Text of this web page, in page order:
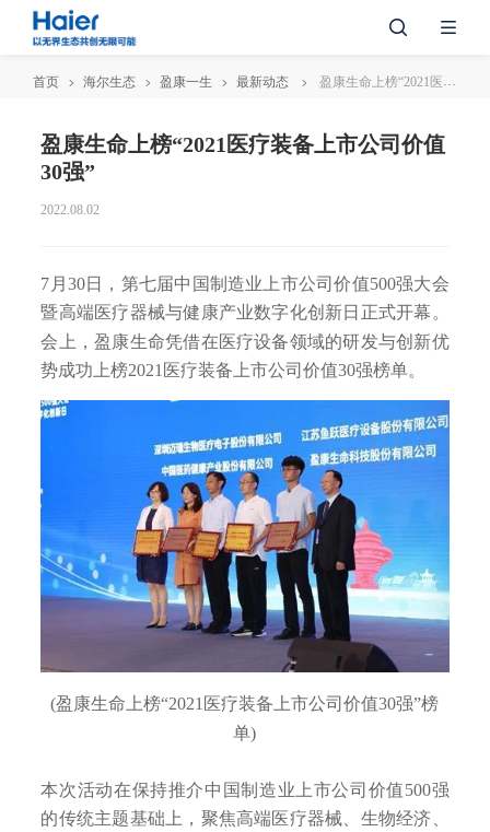
首页 海尔生态 盈康一生 最新动态 盈康生命上榜“2021医疗装备上市公司价值30强”
盈康生命上榜“2021医疗装备上市公司价值
30强”
2022.08.02
7月30日，第七届中国制造业上市公司价值500强大会
暨高端医疗器械与健康产业数字化创新日正式开幕。
会上，盈康生命凭借在医疗设备领域的研发与创新优
势成功上榜2021医疗装备上市公司价值30强榜单。
(盈康生命上榜“2021医疗装备上市公司价值30强”榜
单)
本次活动在保持推介中国制造业上市公司价值500强
的传统主题基础上，聚焦高端医疗器械、生物经济、